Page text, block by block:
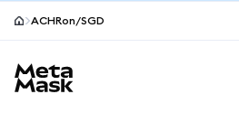
ACHRon/SGD